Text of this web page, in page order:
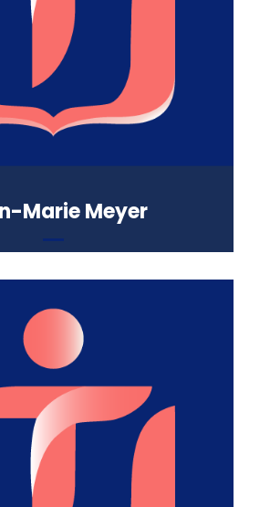
Marie Meyer
de philosophie
l’Abbaye de Saint-
Wandrille
Formation :